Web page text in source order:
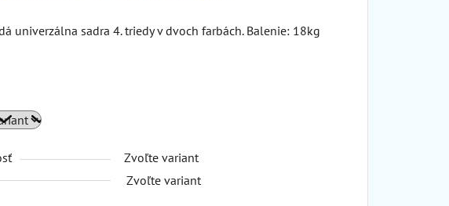
univerzálna sadra 4. triedy v dvoch farbách. Balenie: 18kg
Zvoľte variant
Zvoľte variant